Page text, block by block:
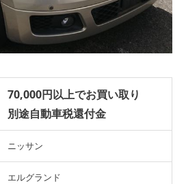
70,000円以上でお買い取り
別途自動車税還付金
ニッサン
エルグランド